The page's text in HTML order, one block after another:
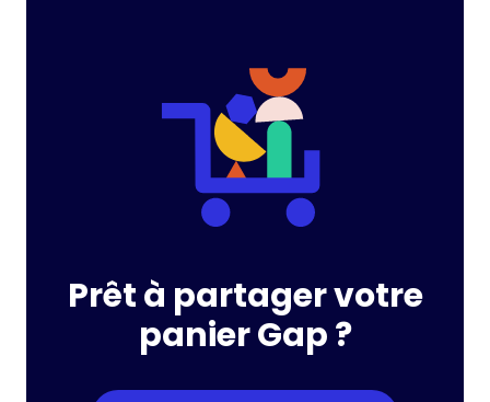
Prêt à partager votre
panier Gap ?